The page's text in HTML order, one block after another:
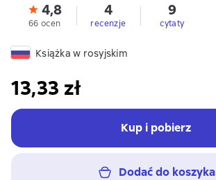
4,8
66 ocen
4
recenzje
9
cytaty
Książka w rosyjskim
13,33 zł
Kup i pobierz
Dodać do koszyka